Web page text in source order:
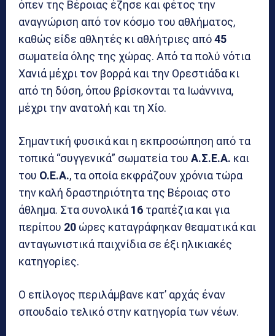
όπεν της Βέροιας έζησε και φέτος την
αναγνώριση από τον κόσμο του αθλήματος,
καθώς είδε αθλητές κι αθλήτριες από45
σωματεία όλης της χώρας. Από τα πολύ νότια
Χανιά μέχρι τον βορρά και την Ορεστιάδα κι
από τη δύση, όπου βρίσκονται τα Ιωάννινα,
μέχρι την ανατολή και τη Χίο.
Σημαντική φυσικά και η εκπροσώπηση από τα
τοπικά “συγγενικά” σωματεία του Α.Σ.Ε.Α. και
του Ο.Ε.Α., τα οποία εκφράζουν χρόνια τώρα
την καλή δραστηριότητα της Βέροιας στο
άθλημα. Στα συνολικά 16 τραπέζια και για
περίπου 20 ώρες καταγράφηκαν θεαματικά και
ανταγωνιστικά παιχνίδια σε έξι ηλικιακές
κατηγορίες.
Ο επίλογος περιλάμβανε κατ’ αρχάς έναν
σπουδαίο τελικό στην κατηγορία των νέων.